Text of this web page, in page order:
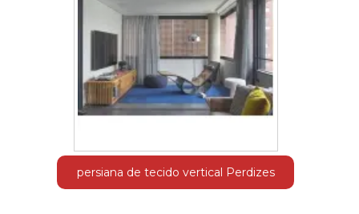
persiana de tecido vertical Perdizes